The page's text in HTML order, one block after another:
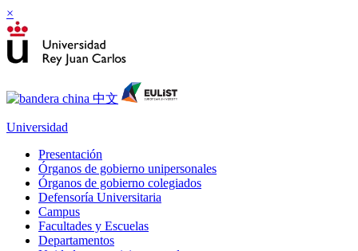
×
Universidad
Presentación
Órganos de gobierno unipersonales
Órganos de gobierno colegiados
Defensoría Universitaria
Campus
Facultades y Escuelas
Departamentos